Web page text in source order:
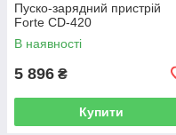
Пуско-зарядний пристрій
Forte CD-420
В наявності
5 896 ₴
Купити